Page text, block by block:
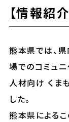
【情報紹介
熊本県では、
場でのコミュニ
人材向け くま
した。
熊本県 による